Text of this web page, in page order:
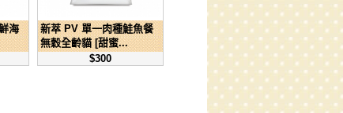
海
新萃 PV 單一肉種鮭魚餐
無穀全齡貓 [甜蜜...
$300